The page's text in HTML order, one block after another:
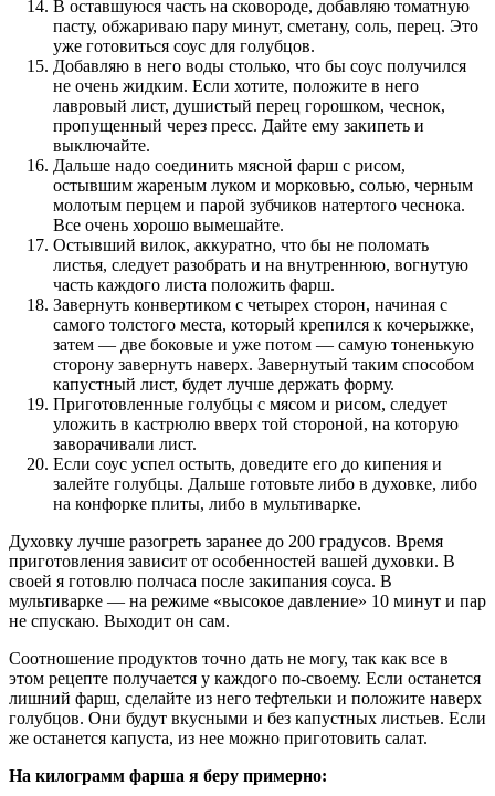
В оставшуюся часть на сковороде, добавляю томатную
пасту, обжариваю пару минут, сметану, соль, перец. Это
уже готовиться соус для голубцов.
Добавляю в него воды столько, что бы соус получился
не очень жидким. Если хотите, положите в него
лавровый лист, душистый перец горошком, чеснок,
пропущенный через пресс. Дайте ему закипеть и
выключайте.
Дальше надо соединить мясной фарш с рисом,
остывшим жареным луком и морковью, солью, черным
молотым перцем и парой зубчиков натертого чеснока.
Все очень хорошо вымешайте.
Остывший вилок, аккуратно, что бы не поломать
листья, следует разобрать и на внутреннюю, вогнутую
часть каждого листа положить фарш.
Завернуть конвертиком с четырех сторон, начиная с
самого толстого места, который крепился к кочерыжке,
затем — две боковые и уже потом — самую тоненькую
сторону завернуть наверх. Завернутый таким способом
капустный лист, будет лучше держать форму.
Приготовленные голубцы с мясом и рисом, следует
уложить в кастрюлю вверх той стороной, на которую
заворачивали лист.
Если соус успел остыть, доведите его до кипения и
залейте голубцы. Дальше готовьте либо в духовке, либо
на конфорке плиты, либо в мультиварке.
Духовку лучше разогреть заранее до 200 градусов. Время
приготовления зависит от особенностей вашей духовки. В
своей я готовлю полчаса после закипания соуса. В
мультиварке — на режиме «высокое давление» 10 минут и пар
не спускаю. Выходит он сам.
Соотношение продуктов точно дать не могу, так как все в
этом рецепте получается у каждого по-своему. Если останется
лишний фарш, сделайте из него тефтельки и положите наверх
голубцов. Они будут вкусными и без капустных листьев. Если
же останется капуста, из нее можно приготовить салат.
На килограмм фарша я беру примерно: